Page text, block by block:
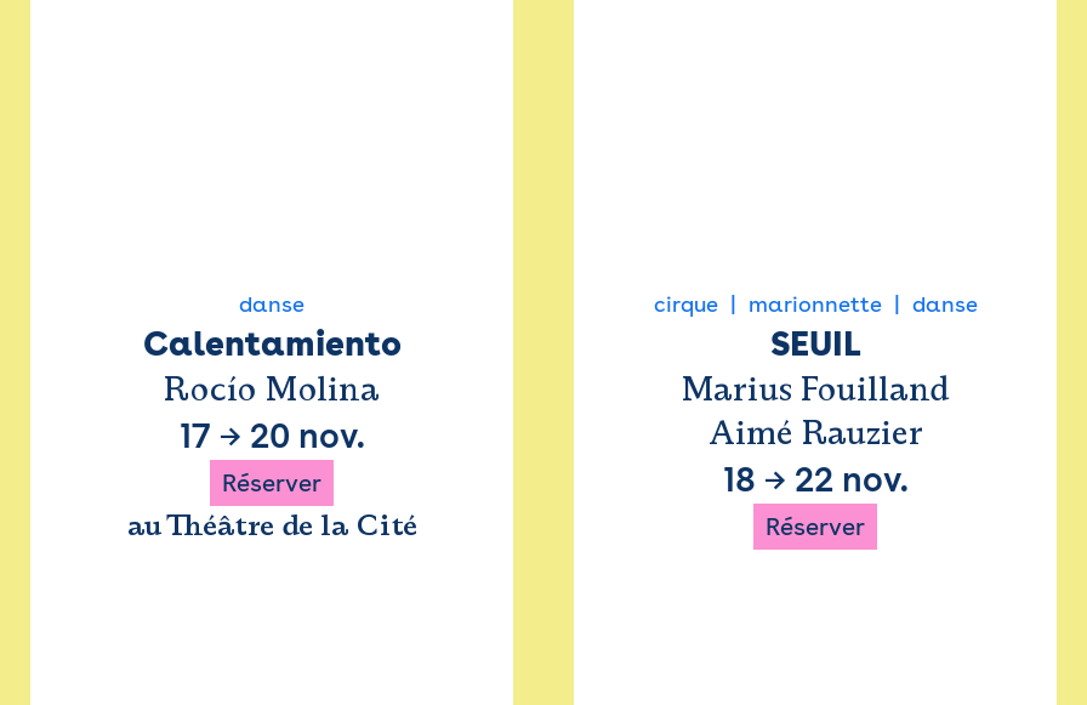
danse
Calentamiento
Rocío Molina
17 → 20 nov.
Réserver
au Théâtre de la Cité
cirque marionnette danse
SEUIL
Marius Fouilland
Aimé Rauzier
18 → 22 nov.
Réserver